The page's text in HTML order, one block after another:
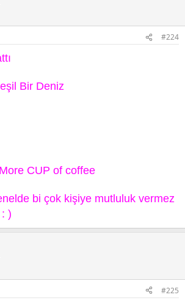
#224
Bir Deniz
CUP of coffee
bi çok kişiye mutluluk vermez
)
#225